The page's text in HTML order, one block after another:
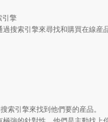
引擎
搜索引擎來尋找和購買在線産品
索引擎來找到他們要的産品。
的針對性，他們是主動找上